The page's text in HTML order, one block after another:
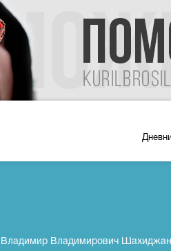
Владимир Владимирович